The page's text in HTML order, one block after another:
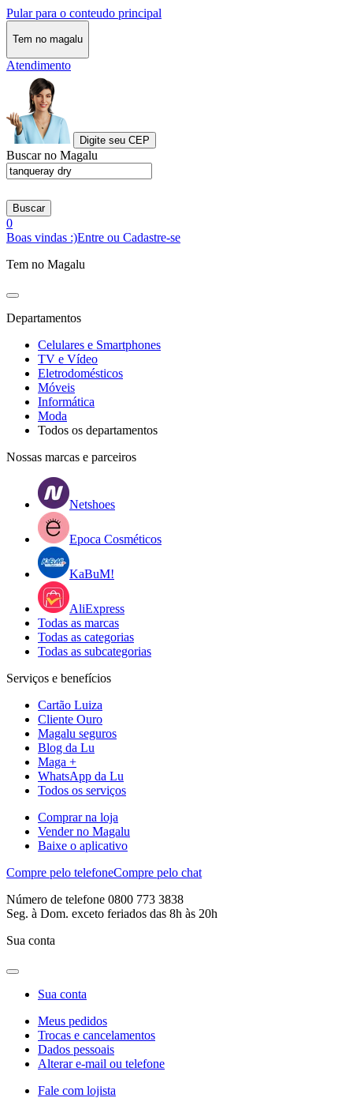
Pular para o conteudo principal
Tem no magalu
Atendimento
Digite seu CEP
Buscar no Magalu
Buscar
0
Boas vindas :)Entre ou Cadastre-se
Tem no Magalu
Departamentos
Celulares e Smartphones
TV e Vídeo
Eletrodomésticos
Móveis
Informática
Moda
Todos os departamentos
Nossas marcas e parceiros
Netshoes
Epoca Cosméticos
KaBuM!
AliExpress
Todas as marcas
Todas as categorias
Todas as subcategorias
Serviços e benefícios
Cartão Luiza
Cliente Ouro
Magalu seguros
Blog da Lu
Maga +
WhatsApp da Lu
Todos os serviços
Comprar na loja
Vender no Magalu
Baixe o aplicativo
Compre pelo telefoneCompre pelo chat
Número de telefone 0800 773 3838
Seg. à Dom. exceto feriados das 8h às 20h
Sua conta
Sua conta
Meus pedidos
Trocas e cancelamentos
Dados pessoais
Alterar e-mail ou telefone
Fale com lojista